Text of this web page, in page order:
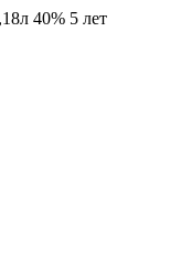
40% 5 лет